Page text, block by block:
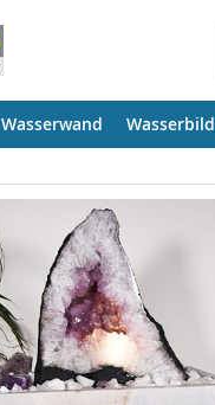
Wasserwand Wasserbild